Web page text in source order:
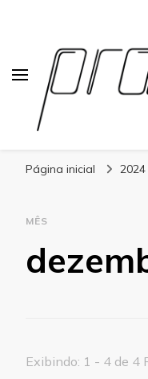
Página inicial 2024
MÊS
Exibindo: 1 - 4 de 4